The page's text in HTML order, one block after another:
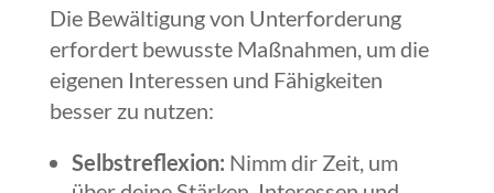
Die Bewältigung von Unterforderung
erfordert bewusste Maßnahmen, um die
eigenen Interessen und Fähigkeiten
besser zu nutzen:
Selbstreflexion: Nimm dir Zeit, um